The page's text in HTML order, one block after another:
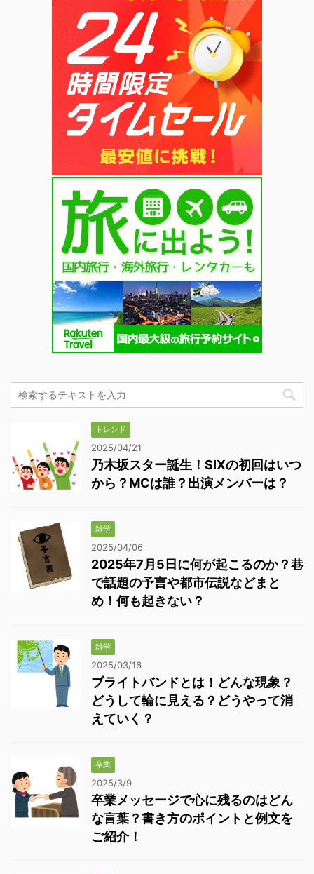
トレンド
2025/04/21
乃木坂スター誕生！SIXの初回はいつ
から？MCは誰？出演メンバーは？
雑学
2025/04/06
2025年7月5日に何が起こるのか？巷
で話題の予言や都市伝説などまと
め！何も起きない？
雑学
2025/03/16
ブライトバンドとは！どんな現象？
どうして輪に見える？どうやって消
えていく？
卒業
2025/3/9
卒業メッセージで心に残るのはどん
な言葉？書き方のポイントと例文を
ご紹介！